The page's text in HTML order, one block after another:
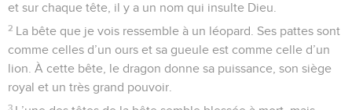
et sur chaque tête, il y a un nom qui insulte Dieu.
2 La bête que je vois ressemble à un léopard. Ses pattes sont
comme celles d’un ours et sa gueule est comme celle d’un
lion. À cette bête, le dragon donne sa puissance, son siège
royal et un très grand pouvoir.
3